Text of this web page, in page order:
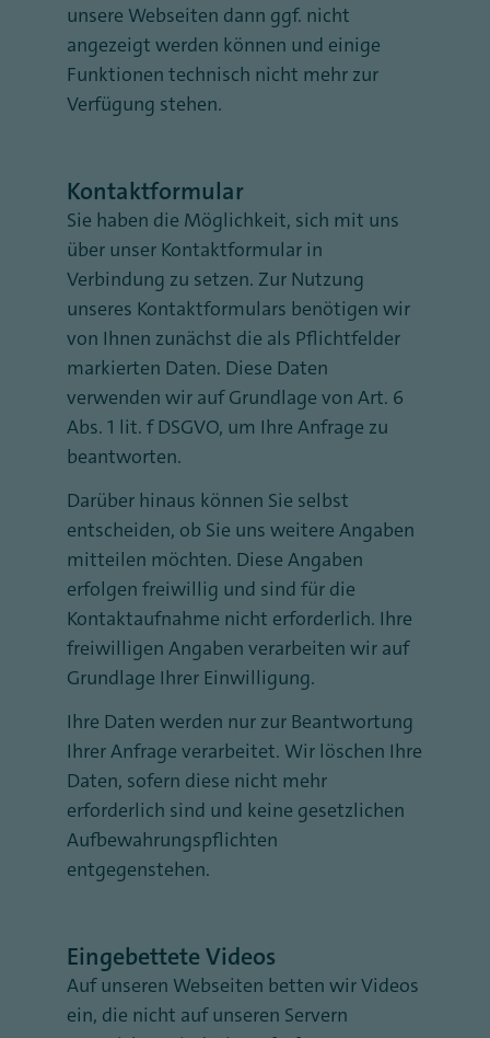
unsere Webseiten dann ggf. nicht
angezeigt werden können und einige
Funktionen technisch nicht mehr zur
Verfügung stehen.
Kontaktformular
Sie haben die Möglichkeit, sich mit uns
über unser Kontaktformular in
Verbindung zu setzen. Zur Nutzung
unseres Kontaktformulars benötigen wir
von Ihnen zunächst die als Pflichtfelder
markierten Daten. Diese Daten
verwenden wir auf Grundlage von Art. 6
Abs. 1 lit. f DSGVO, um Ihre Anfrage zu
beantworten.
Darüber hinaus können Sie selbst
entscheiden, ob Sie uns weitere Angaben
mitteilen möchten. Diese Angaben
erfolgen freiwillig und sind für die
Kontaktaufnahme nicht erforderlich. Ihre
freiwilligen Angaben verarbeiten wir auf
Grundlage Ihrer Einwilligung.
Ihre Daten werden nur zur Beantwortung
Ihrer Anfrage verarbeitet. Wir löschen Ihre
Daten, sofern diese nicht mehr
erforderlich sind und keine gesetzlichen
Aufbewahrungspflichten
entgegenstehen.
Eingebettete Videos
Auf unseren Webseiten betten wir Videos
ein, die nicht auf unseren Servern